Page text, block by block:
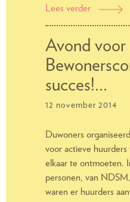
Lees verder
groots
gevierd
Avond voor
succes!…
12 november 2014
Duwoners
voor actieve
elkaar te ontmoeten.
personen, van
waren er huurders